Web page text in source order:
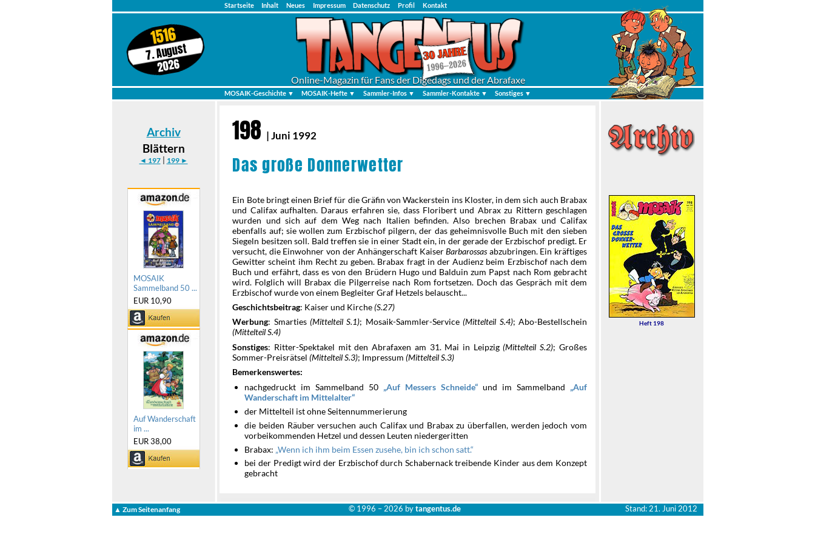
Startseite Inhalt Neues Impressum Datenschutz Profil Kontakt
1516
7. August
2026
Online-Magazin für Fans der Digedags und der Abrafaxe
MOSAIK-Geschichte ▼ MOSAIK-Hefte ▼ Sammler-Infos ▼ Sammler-Kontakte ▼ Sonstiges ▼
Archiv
Blättern
◄ 197| 199 ►
MOSAIK
Sammelband 50 ...
EUR 10,90
Auf Wanderschaft
im ...
EUR 38,00
Heft 198
198 | Juni 1992
Das große Donnerwetter
Ein Bote bringt einen Brief für die Gräfin von Wackerstein ins Kloster, in dem sich auch Brabax
und Califax aufhalten. Daraus erfahren sie, dass Floribert und Abrax zu Rittern geschlagen
wurden und sich auf dem Weg nach Italien befinden. Also brechen Brabax und Califax
ebenfalls auf; sie wollen zum Erzbischof pilgern, der das geheimnisvolle Buch mit den sieben
Siegeln besitzen soll. Bald treffen sie in einer Stadt ein, in der gerade der Erzbischof predigt. Er
versucht, die Einwohner von der Anhängerschaft KaiserBarbarossasabzubringen. Ein kräftiges
Gewitter scheint ihm Recht zu geben. Brabax fragt in der Audienz beim Erzbischof nach dem
Buch und erfährt, dass es von den Brüdern Hugo und Balduin zum Papst nach Rom gebracht
wird. Folglich will Brabax die Pilgerreise nach Rom fortsetzen. Doch das Gespräch mit dem
Erzbischof wurde von einem Begleiter Graf Hetzels belauscht...
Geschichtsbeitrag: Kaiser und Kirche(S.27)
Werbung: Smarties(Mittelteil S.1); Mosaik-Sammler-Service(Mittelteil S.4); Abo-Bestellschein
(Mittelteil S.4)
Sonstiges: Ritter-Spektakel mit den Abrafaxen am 31. Mai in Leipzig(Mittelteil S.2); Großes
Sommer-Preisrätsel(Mittelteil S.3); Impressum(Mittelteil S.3)
Bemerkenswertes:
nachgedruckt im Sammelband 50 Auf Messers Schneide und im Sammelband
Auf
Wanderschaft im Mittelalter
der Mittelteil ist ohne Seitennummerierung
die beiden Räuber versuchen auch Califax und Brabax zu überfallen, werden jedoch vom
vorbeikommenden Hetzel und dessen Leuten niedergeritten
Brabax: Wenn ich ihm beim Essen zusehe, bin ich schon satt.
bei der Predigt wird der Erzbischof durch Schabernack treibende Kinder aus dem Konzept
gebracht
▲ Zum Seitenanfang © 1996 –2026 bytangentus.de Stand: 21. Juni 2012